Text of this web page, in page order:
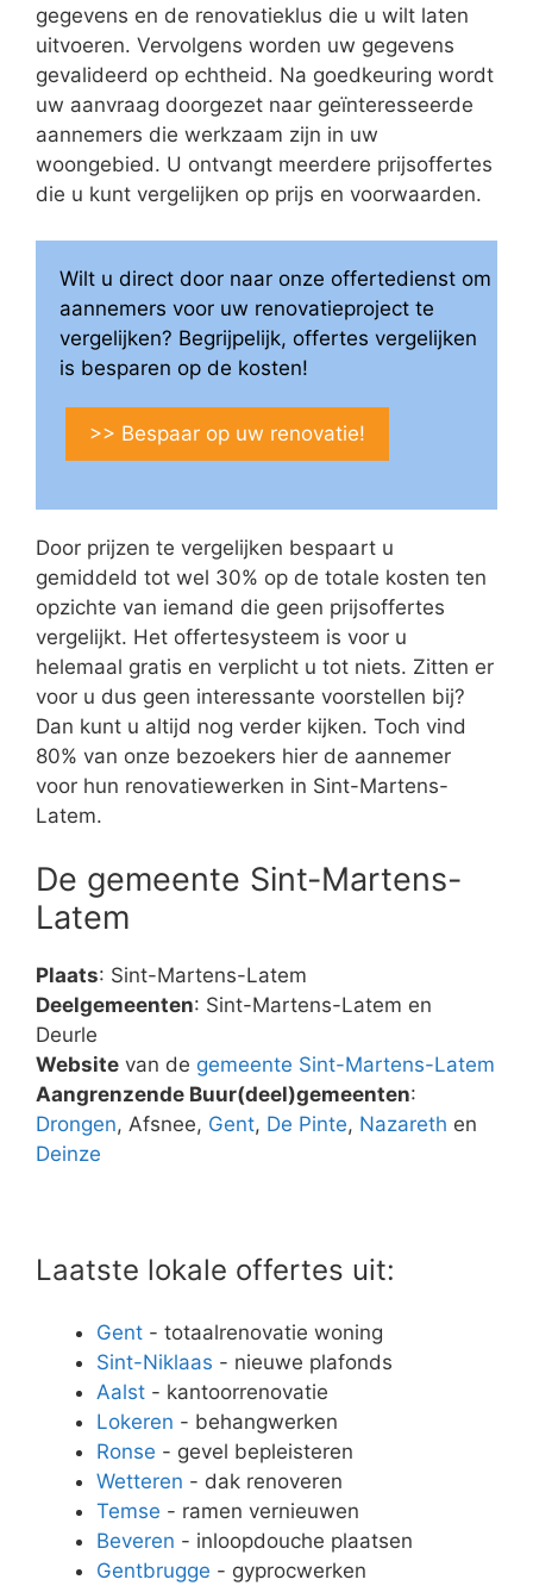
gegevens en de renovatieklus die u wilt laten
uitvoeren. Vervolgens worden uw gegevens
gevalideerd op echtheid. Na goedkeuring wordt
uw aanvraag doorgezet naar geïnteresseerde
aannemers die werkzaam zijn in uw
woongebied. U ontvangt meerdere prijsoffertes
die u kunt vergelijken op prijs en voorwaarden.
Wilt u direct door naar onze offertedienst om
aannemers voor uw renovatieproject te
vergelijken? Begrijpelijk, offertes vergelijken
is besparen op de kosten!
>> Bespaar op uw renovatie!
Door prijzen te vergelijken bespaart u
gemiddeld tot wel 30% op de totale kosten ten
opzichte van iemand die geen prijsoffertes
vergelijkt. Het offertesysteem is voor u
helemaal gratis en verplicht u tot niets. Zitten er
voor u dus geen interessante voorstellen bij?
Dan kunt u altijd nog verder kijken. Toch vind
80% van onze bezoekers hier de aannemer
voor hun renovatiewerken in Sint-Martens-
Latem.
De gemeente Sint-Martens-
Latem
Plaats: Sint-Martens-Latem
Deelgemeenten: Sint-Martens-Latem en
Deurle
Website van de gemeente Sint-Martens-Latem
Aangrenzende Buur(deel)gemeenten:
Drongen, Afsnee, Gent, De Pinte, Nazareth en
Deinze
Laatste lokale offertes uit:
Gent - totaalrenovatie woning
Sint-Niklaas - nieuwe plafonds
Aalst - kantoorrenovatie
Lokeren - behangwerken
Ronse - gevel bepleisteren
Wetteren - dak renoveren
Temse - ramen vernieuwen
Beveren - inloopdouche plaatsen
Gentbrugge - gyprocwerken